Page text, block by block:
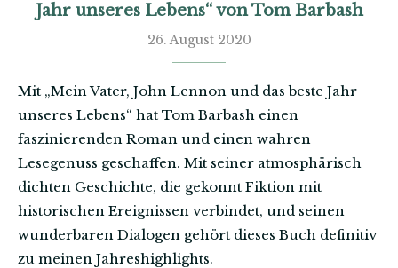
Jahr unseres Lebens“ von Tom Barbash
26. August 2020
Mit „Mein Vater, John Lennon und das beste Jahr
unseres Lebens“ hat Tom Barbash einen
faszinierenden Roman und einen wahren
Lesegenuss geschaffen. Mit seiner atmosphärisch
dichten Geschichte, die gekonnt Fiktion mit
historischen Ereignissen verbindet, und seinen
wunderbaren Dialogen gehört dieses Buch definitiv
zu meinen Jahreshighlights.